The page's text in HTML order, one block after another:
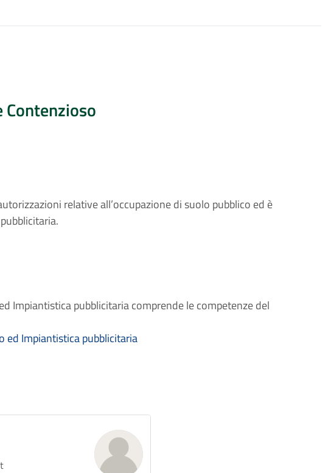
Contenzioso
relative all’occupazione di suolo pubblico ed è
Impiantistica pubblicitaria comprende le competenze del
ed Impiantistica pubblicitaria